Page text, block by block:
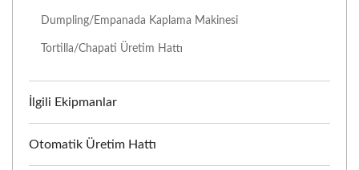
Dumpling/Empanada Kaplama Makinesi
Tortilla/Chapati Üretim Hattı
İlgili Ekipmanlar
Otomatik Üretim Hattı